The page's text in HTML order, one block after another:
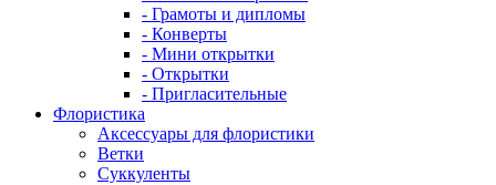
- Грамоты и дипломы
- Конверты
- Мини открытки
- Открытки
- Пригласительные
Флористика
Аксессуары для флористики
Ветки
Суккуленты